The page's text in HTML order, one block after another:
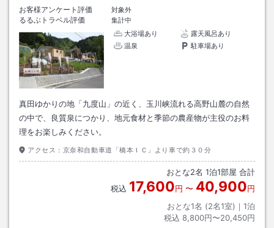
お客様アンケート評価
対象外
るるぶトラベル評価
集計中
大浴場あり
露天風呂あり
温泉
駐車場あり
真田ゆかりの地「九度山」の近く、玉川峡流れる高野山麓の自然
の中で、良質泉につかり、地元食材と季節の農産物が主役のお料
理をお楽しみください。
アクセス： 京奈和自動車道「橋本ＩＣ」より車で約３０分
おとな2名 1泊1部屋 合計
税込 17,600円 〜 40,900円
おとな1名 (2名1室)｜ 1泊
税込 8,800円〜20,450円